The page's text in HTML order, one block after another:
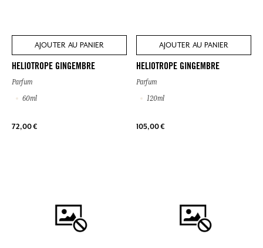
AJOUTER AU PANIER
HELIOTROPE GINGEMBRE
Parfum
60ml
72,00 €
AJOUTER AU PANIER
HELIOTROPE GINGEMBRE
Parfum
120ml
105,00 €